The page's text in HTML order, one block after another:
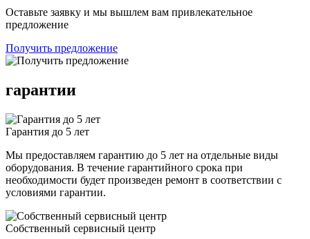
Оставьте заявку и мы вышлем вам привлекательное
предложение
Получить предложение
гарантии
Гарантия до 5 лет
Мы предоставляем гарантию до 5 лет на отдельные виды
оборудования. В течение гарантийного срока при
необходимости будет произведен ремонт в соответствии с
условиями гарантии.
Собственный сервисный центр